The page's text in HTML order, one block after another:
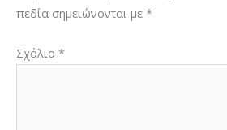
πεδία σημειώνονται με *
Σχόλιο *